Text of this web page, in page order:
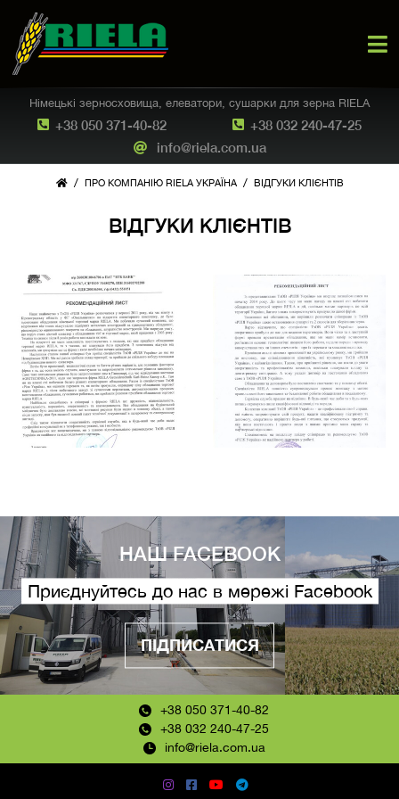
+38 050 371-40-82 +38 032 240-47-25
Німецькі зерносховища, елеватори, сушарки для зерна RIELA
info@riela.com.ua
/ ПРО КОМПАНІЮ RIELA УКРАЇНА / ВІДГУКИ КЛІЄНТІВ
ВІДГУКИ КЛІЄНТІВ
НАШ FACEBOOK
Приєднуйтесь до нас в мережі Facebook
ПІДПИСАТИСЯ
+38 050 371-40-82
+38 032 240-47-25
info@riela.com.ua